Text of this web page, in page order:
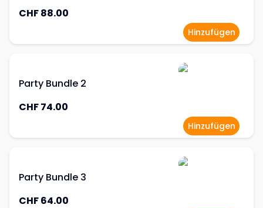
CHF 88.00
Hinzufügen
Party Bundle 2
CHF 74.00
Hinzufügen
Party Bundle 3
CHF 64.00